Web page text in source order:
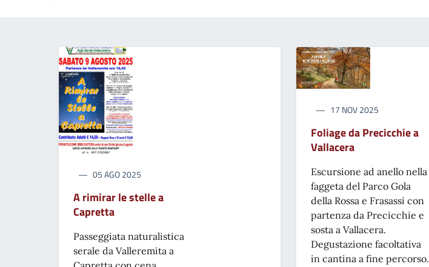
05 AGO 2025
A rimirar le stelle a
Capretta
Passeggiata naturalistica
serale da Valleremita a
17 NOV 2025
Foliage da Precicchie a
Vallacera
Escursione ad anello nella
faggeta del Parco Gola
della Rossa e Frasassi con
partenza da Precicchie e
sosta a Vallacera.
Degustazione facoltativa
in cantina a fine percorso.